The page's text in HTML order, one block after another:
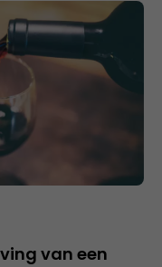
van een